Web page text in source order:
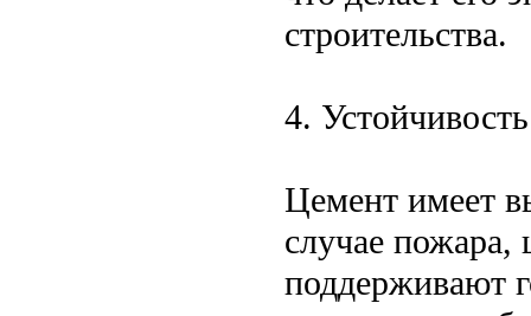
строительства.
4.
Цемент имеет
случае пожара,
поддерживают